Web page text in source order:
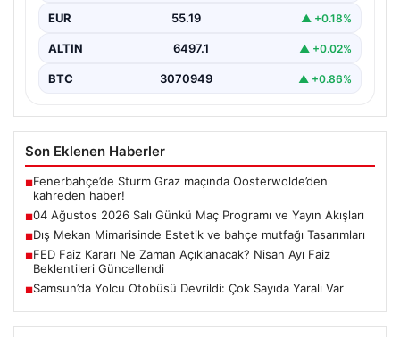
EUR 55.19 ▲ +0.18%
ALTIN 6497.1 ▲ +0.02%
BTC 3070949 ▲ +0.86%
Son Eklenen Haberler
■Fenerbahçe’de Sturm Graz maçında Oosterwolde’den
kahreden haber!
■04 Ağustos 2026 Salı Günkü Maç Programı ve Yayın Akışları
■Dış Mekan Mimarisinde Estetik ve bahçe mutfağı Tasarımları
■FED Faiz Kararı Ne Zaman Açıklanacak? Nisan Ayı Faiz
Beklentileri Güncellendi
■Samsun’da Yolcu Otobüsü Devrildi: Çok Sayıda Yaralı Var